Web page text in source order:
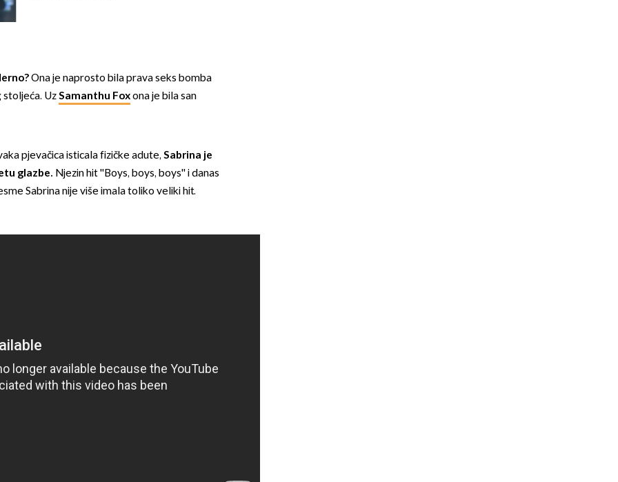
Ona je naprosto bila prava seks bomba
UzSamanthu Foxona je bila san
pjevačica isticala fizičke adute, Sabrina je
glazbe. Njezin hit ''Boys, boys, boys'' i danas
Sabrina nije više imala toliko veliki hit.